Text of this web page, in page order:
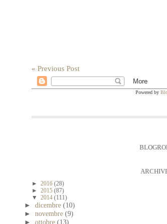
« Previous Post
Powered by
► 2016 (28)
► 2015 (87)
▼ 2014 (111)
► dicembre (10)
► novembre (9)
► ottobre (13)